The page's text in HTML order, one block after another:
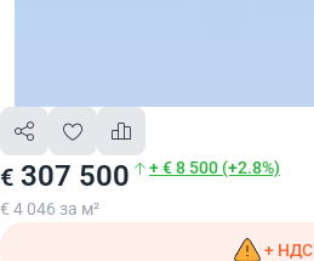
€ 307 500 + € 8 500 (+2.8%)
€ 4 046 за м²
+ НДС